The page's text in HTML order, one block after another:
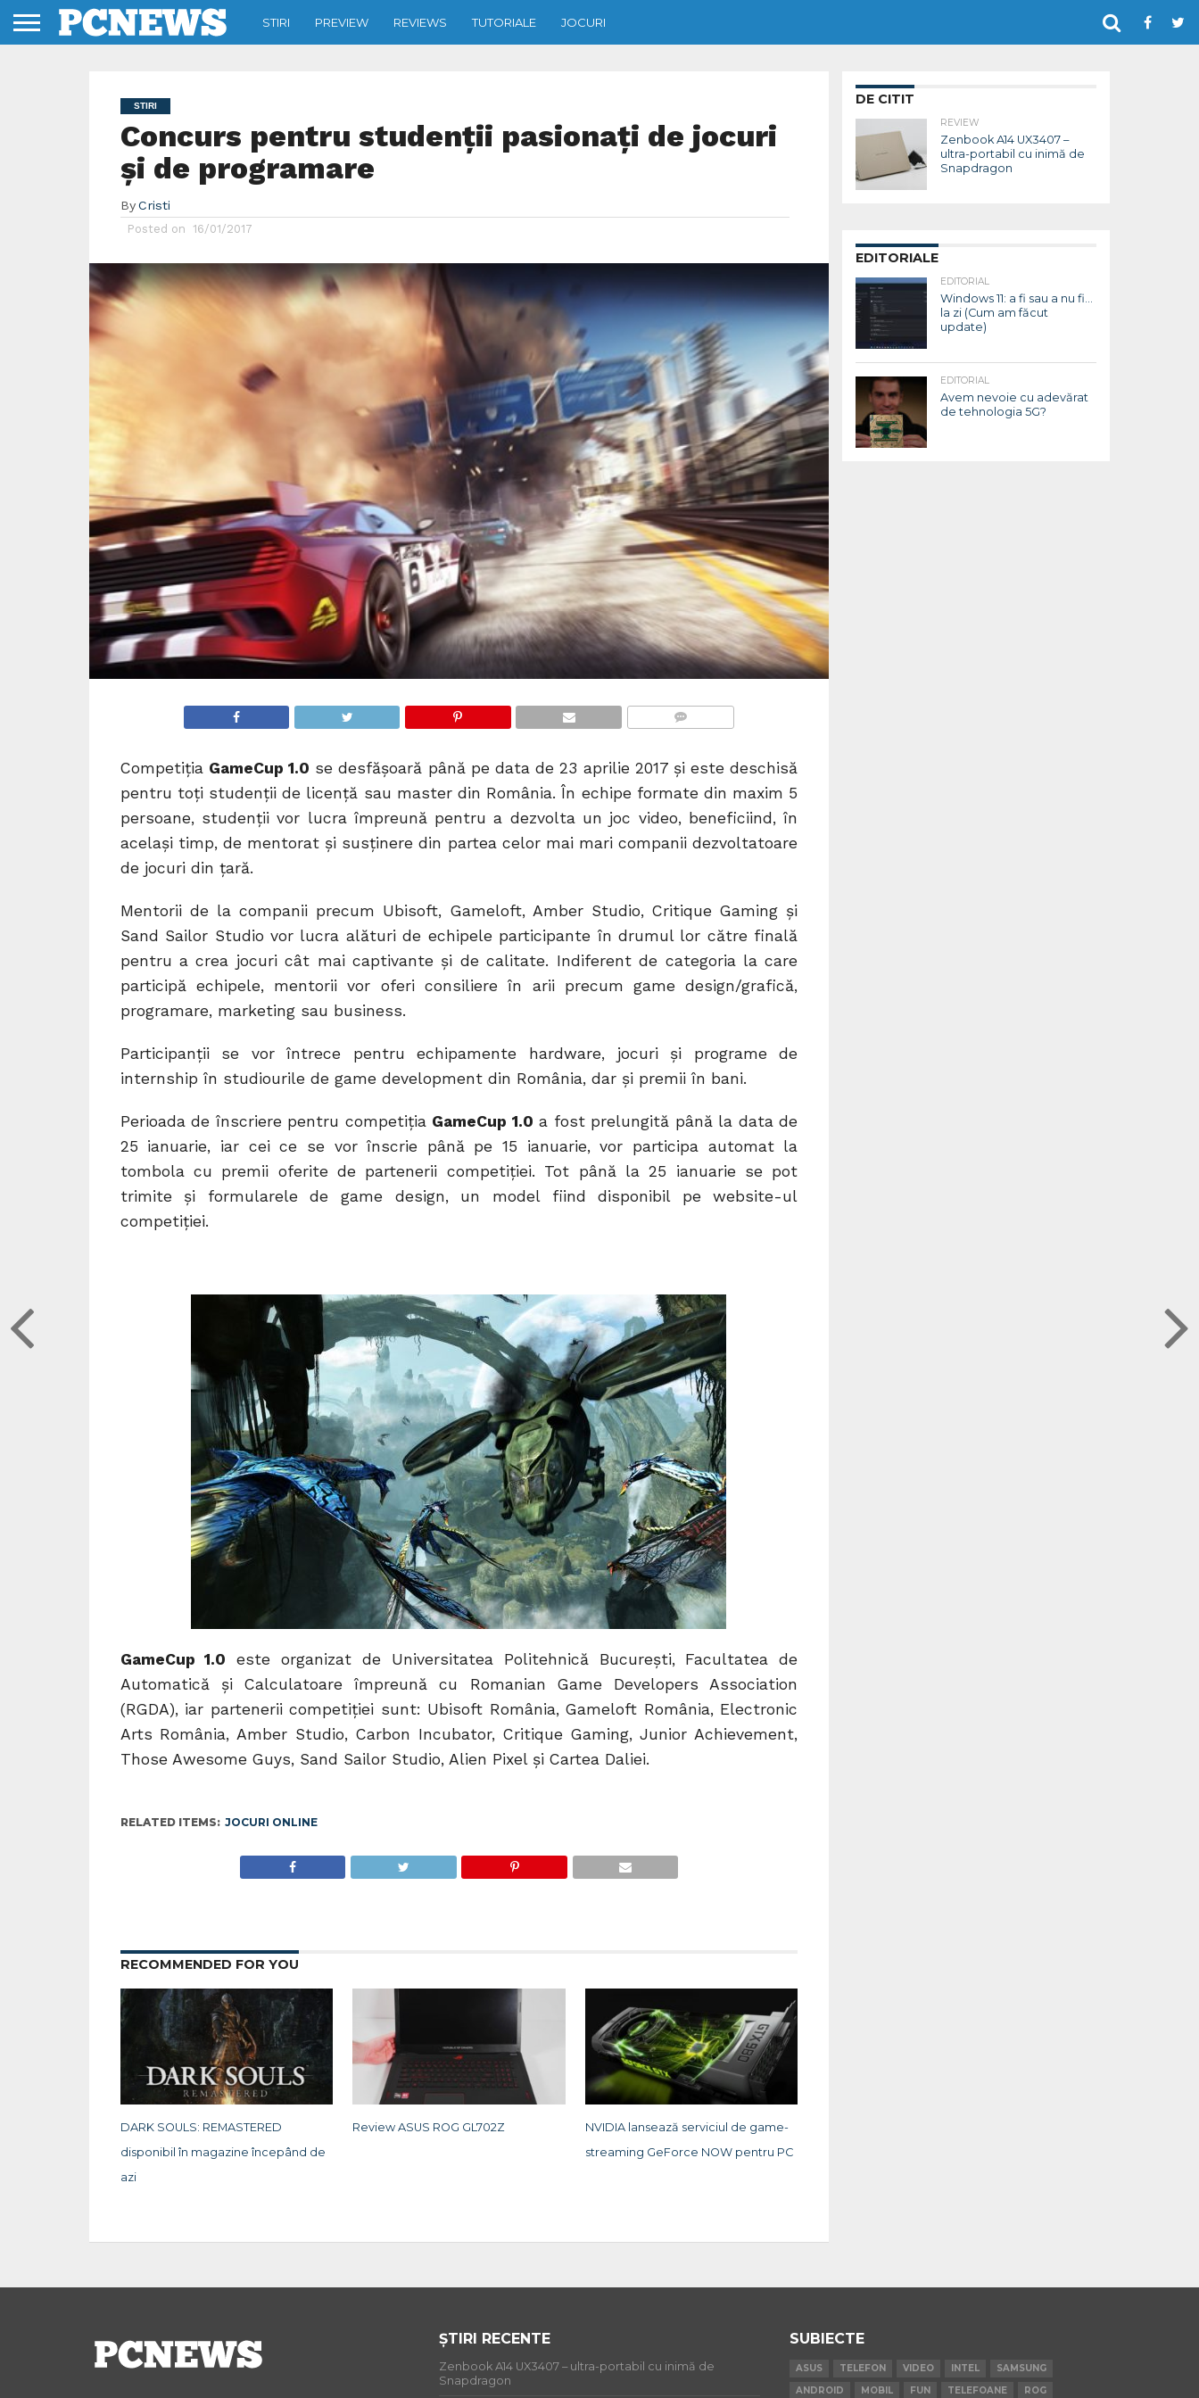
STIRI PREVIEW REVIEWS TUTORIALE JOCURI
STIRI
Concurs pentru studenții pasionați de jocuri
și de programare
By Cristi
Posted on 16/01/2017
Competiția GameCup 1.0 se desfășoară până pe data de 23 aprilie 2017 și este deschisă
pentru toți studenții de licență sau master din România. În echipe formate din maxim 5
persoane, studenții vor lucra împreună pentru a dezvolta un joc video, beneficiind, în
același timp, de mentorat și susținere din partea celor mai mari companii dezvoltatoare
de jocuri din țară.
Mentorii de la companii precum Ubisoft, Gameloft, Amber Studio, Critique Gaming și
Sand Sailor Studio vor lucra alături de echipele participante în drumul lor către finală
pentru a crea jocuri cât mai captivante și de calitate. Indiferent de categoria la care
participă echipele, mentorii vor oferi consiliere în arii precum game design/grafică,
programare, marketing sau business.
Participanții se vor întrece pentru echipamente hardware, jocuri și programe de
internship în studiourile de game development din România, dar și premii în bani.
Perioada de înscriere pentru competiția GameCup 1.0 a fost prelungită până la data de
25 ianuarie, iar cei ce se vor înscrie până pe 15 ianuarie, vor participa automat la
tombola cu premii oferite de partenerii competiției. Tot până la 25 ianuarie se pot
trimite și formularele de game design, un model fiind disponibil pe website-ul
competiției.
GameCup 1.0 este organizat de Universitatea Politehnică București, Facultatea de
Automatică și Calculatoare împreună cu Romanian Game Developers Association
(RGDA), iar partenerii competiției sunt: Ubisoft România, Gameloft România, Electronic
Arts România, Amber Studio, Carbon Incubator, Critique Gaming, Junior Achievement,
Those Awesome Guys, Sand Sailor Studio, Alien Pixel și Cartea Daliei.
RELATED ITEMS: JOCURI ONLINE
RECOMMENDED FOR YOU
DARK SOULS: REMASTERED
disponibil în magazine începând de
azi
Review ASUS ROG GL702Z
NVIDIA lansează serviciul de game-
streaming GeForce NOW pentru PC
DE CITIT
REVIEW
Zenbook A14 UX3407 –
ultra-portabil cu inimă de
Snapdragon
EDITORIALE
EDITORIAL
Windows 11: a fi sau a nu fi…
la zi (Cum am făcut
update)
EDITORIAL
Avem nevoie cu adevărat
de tehnologia 5G?
ȘTIRI RECENTE
Zenbook A14 UX3407 – ultra-portabil cu inimă de
Snapdragon
SUBIECTE
ASUS TELEFON VIDEO INTEL
SAMSUNG
ANDROID
MOBIL FUN TELEFOANE ROG